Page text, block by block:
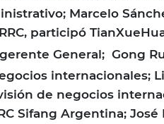
Marcelo
participó
General; Gong
internacionales;
de negocios
Sifang Argentina;